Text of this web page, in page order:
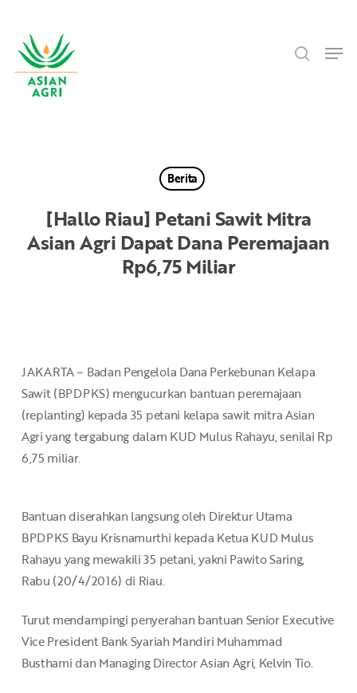
main
content
Berita
[Hallo Riau] Petani Sawit Mitra
Asian Agri Dapat Dana Peremajaan
Rp6,75 Miliar
JAKARTA – Badan Pengelola Dana Perkebunan Kelapa
Sawit (BPDPKS) mengucurkan bantuan peremajaan
(replanting) kepada 35 petani kelapa sawit mitra Asian
Agri yang tergabung dalam KUD Mulus Rahayu, senilai Rp
6,75 miliar.
Bantuan diserahkan langsung oleh Direktur Utama
BPDPKS Bayu Krisnamurthi kepada Ketua KUD Mulus
Rahayu yang mewakili 35 petani, yakni Pawito Saring,
Rabu (20/4/2016) di Riau.
Turut mendampingi penyerahan bantuan Senior Executive
Vice President Bank Syariah Mandiri Muhammad
Busthami dan Managing Director Asian Agri, Kelvin Tio.